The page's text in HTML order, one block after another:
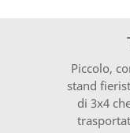
Piccolo,
stand
di 3x4